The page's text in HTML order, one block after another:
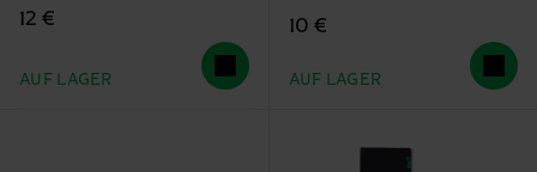
12 €
AUF LAGER
10 €
AUF LAGER